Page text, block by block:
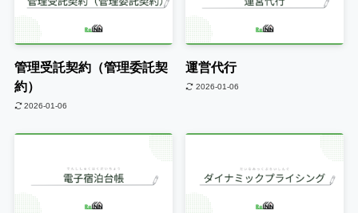
管理受託契約（管理委託契
約）
2026-01-06
運営代行
2026-01-06